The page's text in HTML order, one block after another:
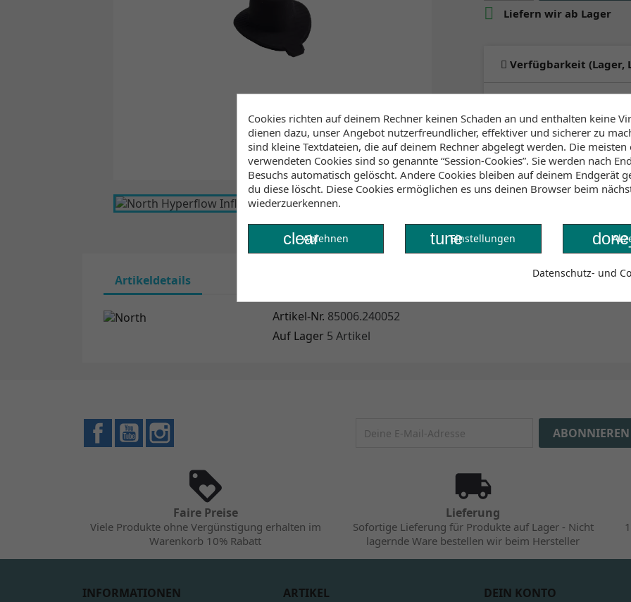

Liefern wir ab Lager
Verfügbarkeit (Lager,
an Lager:
2-4 Werktage
Artikeldetails
Artikel-Nr. 85006.240052
Auf Lager 5 Artikel
FacebookYouTube
Faire Preise
Viele Produkte ohne Vergünstigung erhalten im
Warenkorb 10% Rabatt
Lieferung
Sofortige Lieferung für Produkte auf Lager - Nicht
lagernde Ware bestellen wir beim Hersteller
INFORMATIONEN ARTIKEL DEIN KONTO
Cookies richten auf deinem Rechner keinen Schaden an und enthalten keine
dienen dazu, unser Angebot nutzerfreundlicher, effektiver und sicherer zu
sind kleine Textdateien, die auf deinem Rechner abgelegt werden. Die
verwendeten Cookies sind so genannte “Session-Cookies”. Sie werden nach
Besuchs automatisch gelöscht. Andere Cookies bleiben auf deinem Endgerät
du diese löscht. Diese Cookies ermöglichen es uns deinen Browser beim
wiederzuerkennen.
clearAblehnen tuneEinstellungen
Datenschutz- und